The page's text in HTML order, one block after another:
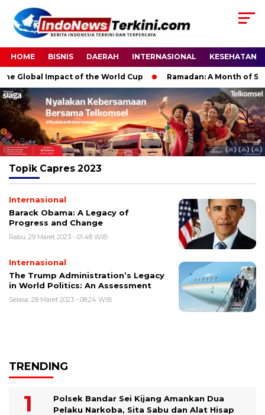
HOME BISNIS DAERAH INTERNASIONAL KESEHATAN
Global Impact of the World Cup Ramadan: A Month of
Topik Capres 2023
Internasional
Barack Obama: A Legacy of
Progress and Change
Rabu, 29 Maret 2023 - 01:48 WIB
Internasional
The Trump Administration’s Legacy
in World Politics: An Assessment
Selasa, 28 Maret 2023 - 08:24 WIB
TRENDING
Polsek Bandar Sei Kijang Amankan Dua
Pelaku Narkoba, Sita Sabu dan Alat Hisap